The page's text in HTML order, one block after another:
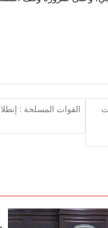
القوات المسلحة :